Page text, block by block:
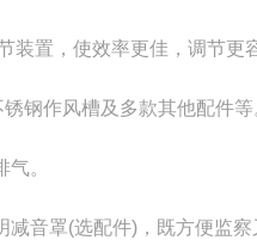
装置，使效率更佳，调节更
钢作风槽及多款其他配件等
。
音罩(选配件)，既方便监察